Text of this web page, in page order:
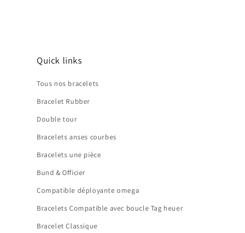
Quick links
Tous nos bracelets
Bracelet Rubber
Double tour
Bracelets anses courbes
Bracelets une pièce
Bund & Officier
Compatible déployante omega
Bracelets Compatible avec boucle Tag heuer
Bracelet Classique